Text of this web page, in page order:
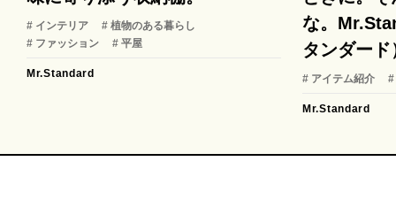
# インテリア
# 植物のある暮らし
# ファッション
# 平屋
Mr.Standard
な。
タンダード
# アイテム紹介 #
Mr.Standard